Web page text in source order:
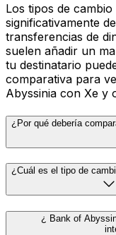
Los tipos de
significativamente
transferencias de
suelen añadir un
tu destinatario
comparativa para
Abyssinia con Xe y
¿Por qué debería
¿Cuál es el tipo de
¿ Bank of